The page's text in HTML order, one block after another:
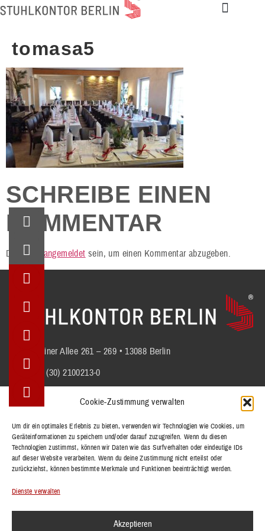
Cookie-Zustimmung verwalten
Um dir ein optimales Erlebnis zu bieten, verwenden wir Technologien wie Cookies, um
Geräteinformationen zu speichern und/oder darauf zuzugreifen. Wenn du diesen
Technologien zustimmst, können wir Daten wie das Surfverhalten oder eindeutige IDs
auf dieser Website verarbeiten. Wenn du deine Zustimmung nicht erteilst oder
zurückziehst, können bestimmte Merkmale und Funktionen beeinträchtigt werden.
Dienste verwalten
Akzeptieren
tomasa5
SCHREIBE EINEN
KOMMENTAR
Du musst angemeldet sein, um einen Kommentar abzugeben.
Berliner Allee 261 – 269 • 13088 Berlin
+49 (30) 2100213-0
STÜHLE
BÄNKE
TISCHE
REFERENZEN